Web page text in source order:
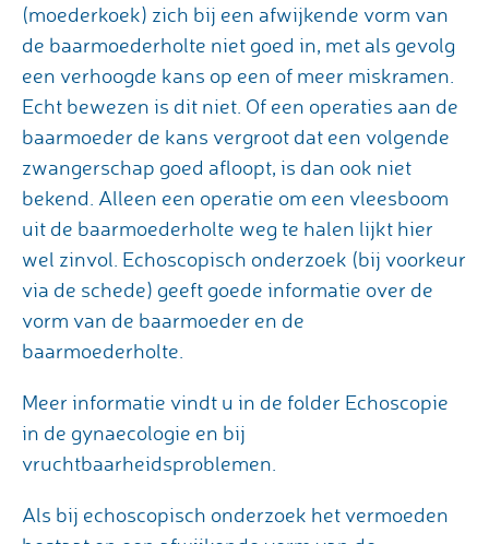
(moederkoek) zich bij een afwijkende vorm van
de baarmoederholte niet goed in, met als gevolg
een verhoogde kans op een of meer miskramen.
Echt bewezen is dit niet. Of een operaties aan de
baarmoeder de kans vergroot dat een volgende
zwangerschap goed afloopt, is dan ook niet
bekend. Alleen een operatie om een vleesboom
uit de baarmoederholte weg te halen lijkt hier
wel zinvol. Echoscopisch onderzoek (bij voorkeur
via de schede) geeft goede informatie over de
vorm van de baarmoeder en de
baarmoederholte.
Meer informatie vindt u in de folder Echoscopie
in de gynaecologie en bij
vruchtbaarheidsproblemen.
Als bij echoscopisch onderzoek het vermoeden